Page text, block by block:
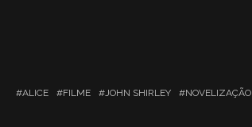
ALICE FILME JOHN SHIRLEY NOVELIZAÇÃO